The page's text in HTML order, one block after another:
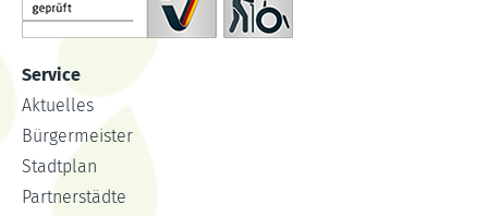
Service
Aktuelles
Bürgermeister
Stadtplan
Partnerstädte